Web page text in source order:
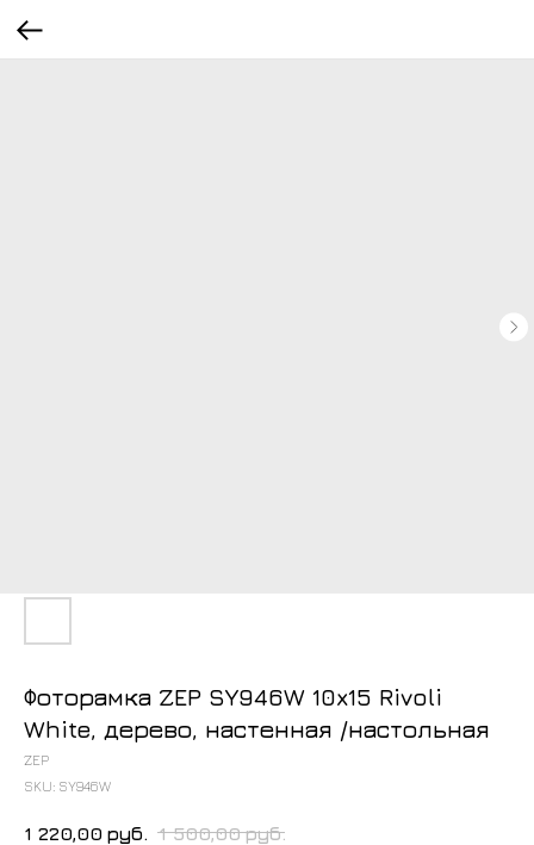
Фоторамка ZEP SY946W 10x15 Rivoli
White, дерево, настенная /настольная
ZEP
SKU: SY946W
1 220,00 руб. 1 500,00 руб.